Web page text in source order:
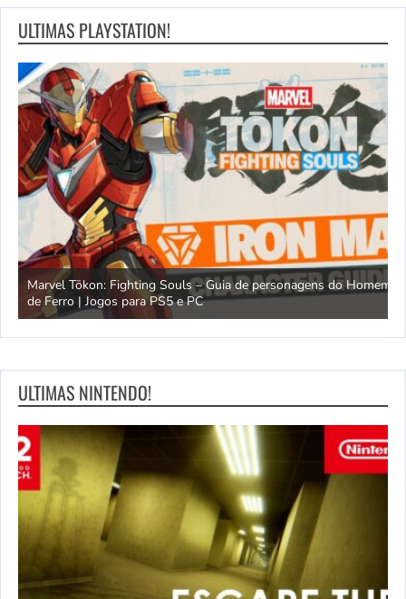
ULTIMAS PLAYSTATION!
Marvel Tōkon: Fighting Souls – Guia de personagens do Homem
de Ferro | Jogos para PS5 e PC
ULTIMAS NINTENDO!